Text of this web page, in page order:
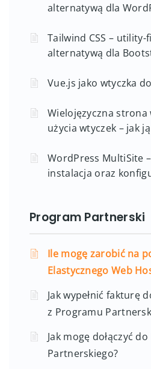
alternatywą dla
Tailwind CSS –
alternatywą dla
Vue.js jako wtyczka
Wielojęzyczna strona
użycia wtyczek – jak
WordPress MultiSite
instalacja oraz
Program Partnerski
Ile mogę zarobić na
Elastycznego Web
Jak wypełnić fakturę
z Programu
Jak mogę dołączyć
Partnerskiego?